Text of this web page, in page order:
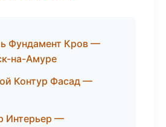
Фундамент Кров —
на-Амуре
Контур Фасад —
Интерьер —